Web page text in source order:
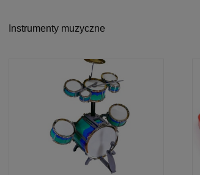
Instrumenty muzyczne